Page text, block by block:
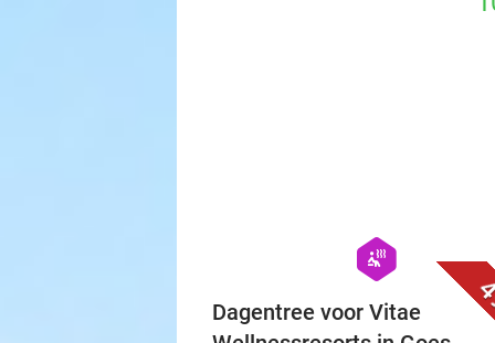
hexagon
wellness
Dagentree voor Vitae